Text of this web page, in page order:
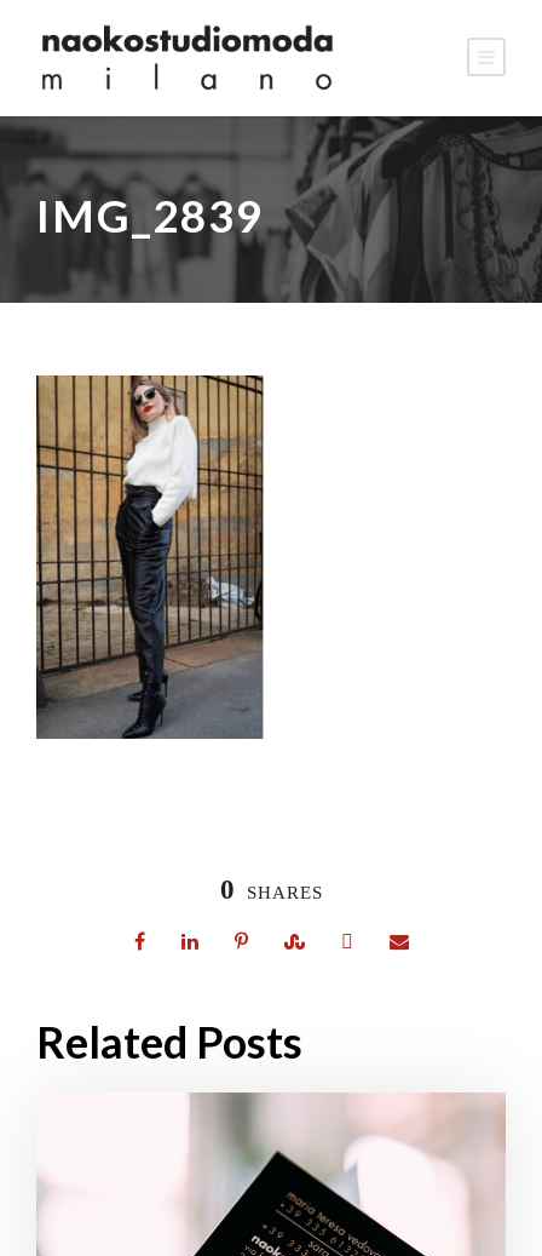
IMG_2839
0 SHARES
Related Posts